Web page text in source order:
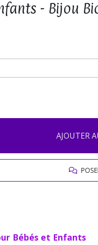
- Bijou
AJOUTER
Bébés et Enfants